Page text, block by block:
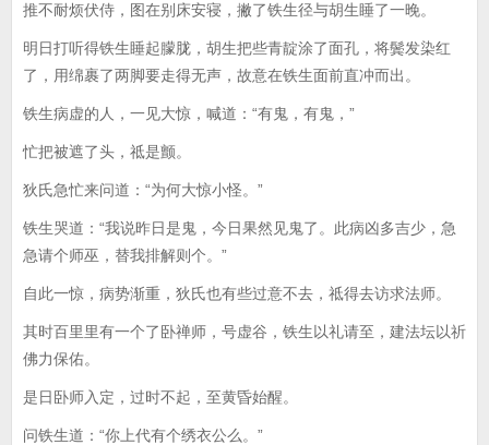
推不耐烦伏侍，图在别床安寝，撇了铁生径与胡生睡了一晚。
明日打听得铁生睡起朦胧，胡生把些青靛涂了面孔，将鬓发染红
了，用绵裹了两脚要走得无声，故意在铁生面前直冲而出。
铁生病虚的人，一见大惊，喊道：“有鬼，有鬼，”
忙把被遮了头，祗是颤。
狄氏急忙来问道：“为何大惊小怪。”
铁生哭道：“我说昨日是鬼，今日果然见鬼了。此病凶多吉少，急
急请个师巫，替我排解则个。”
自此一惊，病势渐重，狄氏也有些过意不去，祗得去访求法师。
其时百里里有一个了卧禅师，号虚谷，铁生以礼请至，建法坛以祈
佛力保佑。
是日卧师入定，过时不起，至黄昏始醒。
问铁生道：“你上代有个绣衣公么。”